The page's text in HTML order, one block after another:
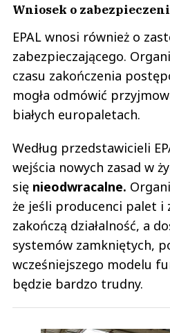
Wniosek o
EPAL wnosi również o
zabezpieczającego.
czasu zakończenia
mogła odmówić
białych europaletach.
Według przedstawicieli
wejścia nowych zasad w
się nieodwracalne.
że jeśli producenci palet i
zakończą działalność, a
systemów zamkniętych,
wcześniejszego modelu
będzie bardzo trudny.